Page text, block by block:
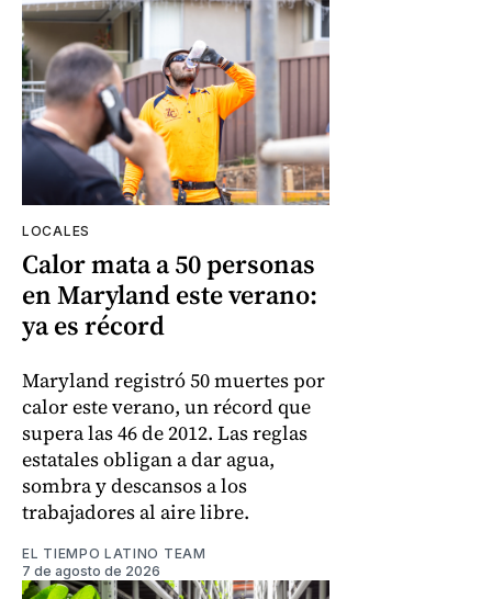
LOCALES
Calor mata a 50 personas
en Maryland este verano:
ya es récord
Maryland registró 50 muertes por
calor este verano, un récord que
supera las 46 de 2012. Las reglas
estatales obligan a dar agua,
sombra y descansos a los
trabajadores al aire libre.
EL TIEMPO LATINO TEAM
7 de agosto de 2026